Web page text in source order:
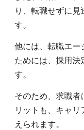
り、転職せずに
す。
他には、転職エー
ためには、採用
す。
そのため、 求職者
リットも、キャ
えられます。